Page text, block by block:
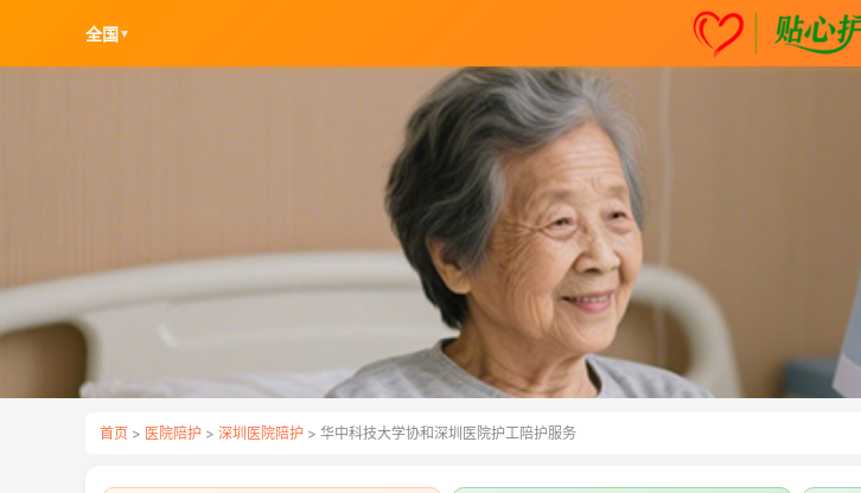
全国 ▼
首页 > 医院陪护 > 深圳医院陪护 > 华中科技大学协和深圳医院护工陪护服务